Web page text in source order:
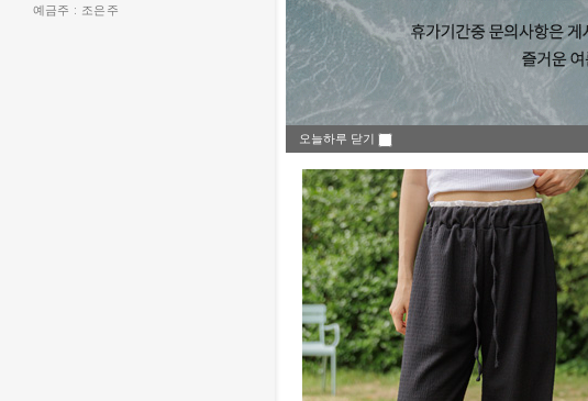
예금주 : 조은주
WEEKLY BEST ITEM
오늘하루 닫기